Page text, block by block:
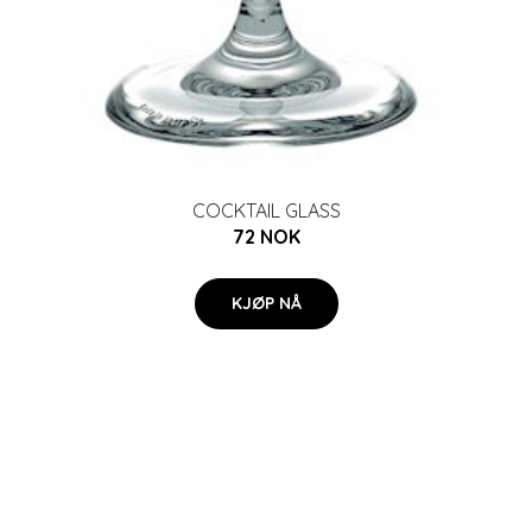
COCKTAIL GLASS
72 NOK
KJØP NÅ